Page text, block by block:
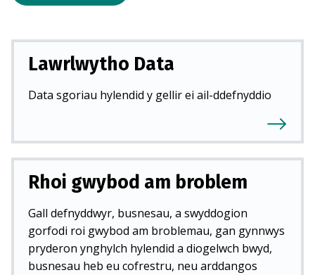
d
Lawrlwytho Data
Data sgoriau hylendid y gellir ei ail-ddefnyddio
Rhoi gwybod am broblem
Gall defnyddwyr, busnesau, a swyddogion
gorfodi roi gwybod am broblemau, gan gynnwys
pryderon ynghylch hylendid a diogelwch bwyd,
busnesau heb eu cofrestru, neu arddangos